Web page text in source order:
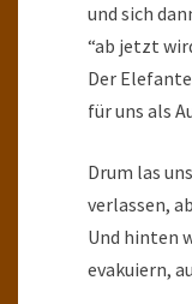
und sich
“ab jetzt
Der
für uns als
Drum las
verlassen,
Und hinten
evakuiern,